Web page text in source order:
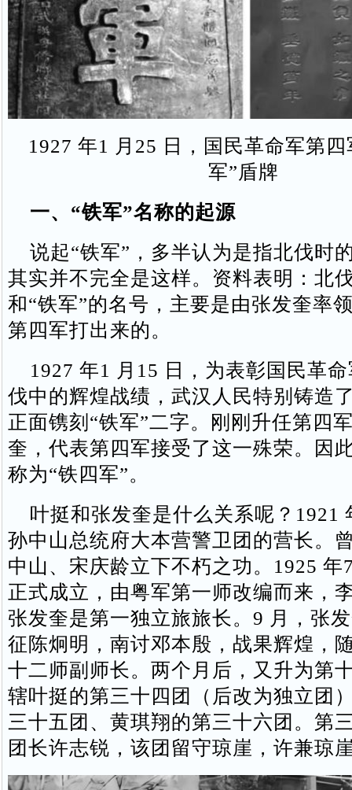
1927 年1 月25 日，国民革命军第
军”盾牌
一、“铁军”名称的起源
说起“铁军”，多半认为是指北伐时
其实并不完全是这样。资料表明：北
和“铁军”的名号，主要是由张发奎率
第四军打出来的。
1927 年1 月15 日，为表彰国民革
伐中的辉煌战绩，武汉人民特别铸造
正面镌刻“铁军”二字。刚刚升任第四
奎，代表第四军接受了这一殊荣。因
称为“铁四军”。
叶挺和张发奎是什么关系呢？1921
孙中山总统府大本营警卫团的营长。
中山、宋庆龄立下不朽之功。1925 年
正式成立，由粤军第一师改编而来，
张发奎是第一独立旅旅长。9 月，张
征陈炯明，南讨邓本殷，战果辉煌，
十二师副师长。两个月后，又升为第
辖叶挺的第三十四团（后改为独立团
三十五团、黄琪翔的第三十六团。第
团长许志锐，该团留守琼崖，许兼琼